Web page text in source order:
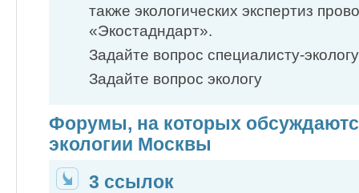
также экологических экспертиз
«Экостадндарт».
Задайте вопрос специалисту-экологу
Задайте вопрос экологу
Форумы, на которых
экологии Москвы
3 ссылок